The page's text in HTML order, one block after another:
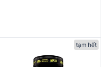
tạm hết